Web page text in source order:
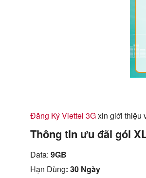
Đăng Ký Viettel 3Gxin giới thiệu
Thông tin ưu đãi gói
Data: 9GB
Hạn Dùng: 30 Ngày